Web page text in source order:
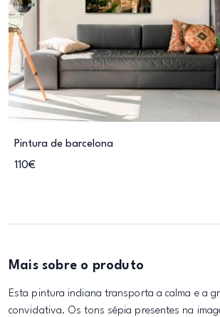
Pintura de barcelona
110€
Mais sobre o produto
Esta pintura indiana transporta a calma e a
convidativa. Os tons sépia presentes na